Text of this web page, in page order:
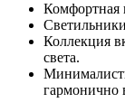
Комфортная
Коллекция
света.
гармонично